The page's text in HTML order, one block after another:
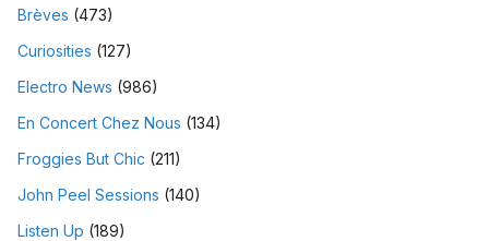
Brèves (473)
Curiosities (127)
Electro News (986)
En Concert Chez Nous (134)
Froggies But Chic (211)
John Peel Sessions (140)
Listen Up (189)